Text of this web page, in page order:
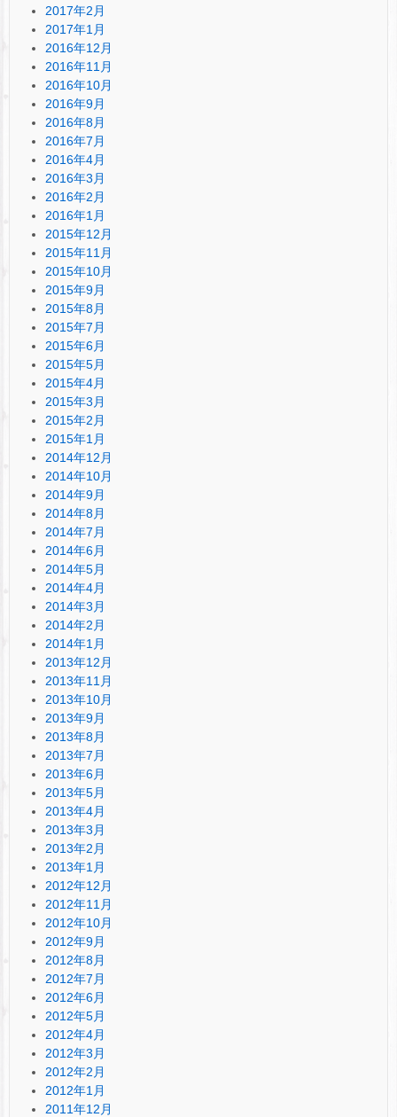
2017年2月
2017年1月
2016年12月
2016年11月
2016年10月
2016年9月
2016年8月
2016年7月
2016年4月
2016年3月
2016年2月
2016年1月
2015年12月
2015年11月
2015年10月
2015年9月
2015年8月
2015年7月
2015年6月
2015年5月
2015年4月
2015年3月
2015年2月
2015年1月
2014年12月
2014年10月
2014年9月
2014年8月
2014年7月
2014年6月
2014年5月
2014年4月
2014年3月
2014年2月
2014年1月
2013年12月
2013年11月
2013年10月
2013年9月
2013年8月
2013年7月
2013年6月
2013年5月
2013年4月
2013年3月
2013年2月
2013年1月
2012年12月
2012年11月
2012年10月
2012年9月
2012年8月
2012年7月
2012年6月
2012年5月
2012年4月
2012年3月
2012年2月
2012年1月
2011年12月